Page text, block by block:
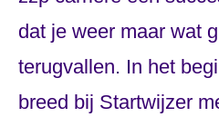
dat je weer maar wat
terugvallen. In het
breed bij Startwijzer